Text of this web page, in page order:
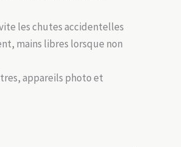
les chutes accidentelles
mains libres lorsque non
appareils photo et